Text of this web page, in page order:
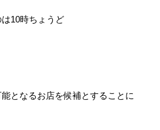
10時ちょうど
となるお店を候補とすることに